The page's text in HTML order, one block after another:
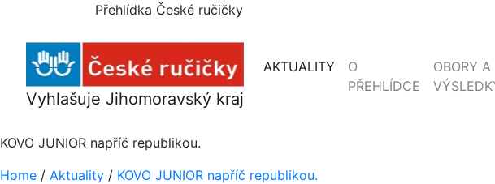
Přehlídka České ručičky
Vyhlašuje Jihomoravský kraj
AKTUALITY
O
PŘEHLÍDCE
OBORY A
KOVO JUNIOR napříč republikou.
Home / Aktuality / KOVO JUNIOR napříč republikou.